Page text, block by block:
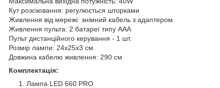
Кут розсіювання: регулюється шторками
Живлення від мережі: знімний кабель з адаптером
Живлення пульта: 2 батареї типу ААА
Пульт дистанційного керування - 1 шт.
Розмір лампи: 24х25х3 см
Довжина кабелю живлення: 290 см
Комплектація:
Лампа LED 660 PRO